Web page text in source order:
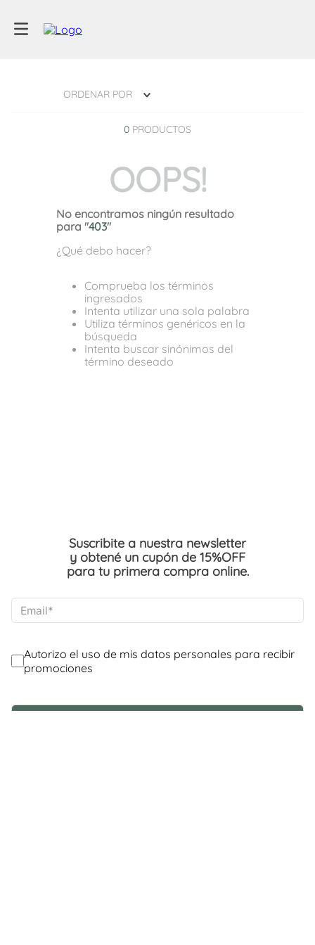
ORDENAR POR
0 PRODUCTOS
OOPS!
No encontramos ningún resultado
para "403"
¿Qué debo hacer?
Comprueba los términos
ingresados
Intenta utilizar una sola palabra
Utiliza términos genéricos en la
búsqueda
Intenta buscar sinónimos del
término deseado
Suscribite a nuestra newsletter
y obtené un cupón de 15%OFF
para tu primera compra online.